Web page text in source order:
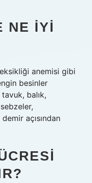
NE IYI
anemisi gibi
besinler
balık,
açısından